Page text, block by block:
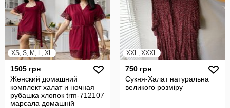
XS, S, M, L, XL
1505 грн
Женский домашний
комплект халат и ночная
рубашка хлопок trm-712107
марсала домашній
XXL, XXXL
750 грн
Сукня-Халат натуральна
великого розміру